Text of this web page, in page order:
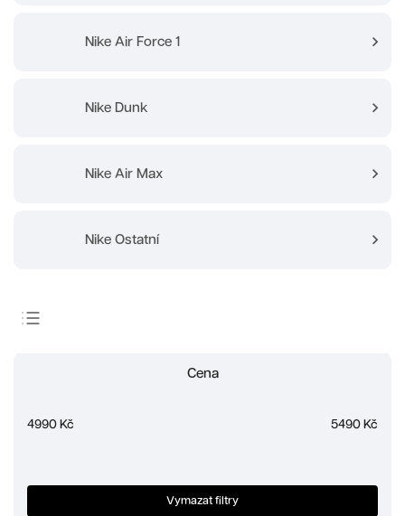
Nike Air Force 1
Nike Dunk
Nike Air Max
Nike Ostatní
Nejprodávanější
Cena
4990 Kč 5490 Kč
Vymazat filtry